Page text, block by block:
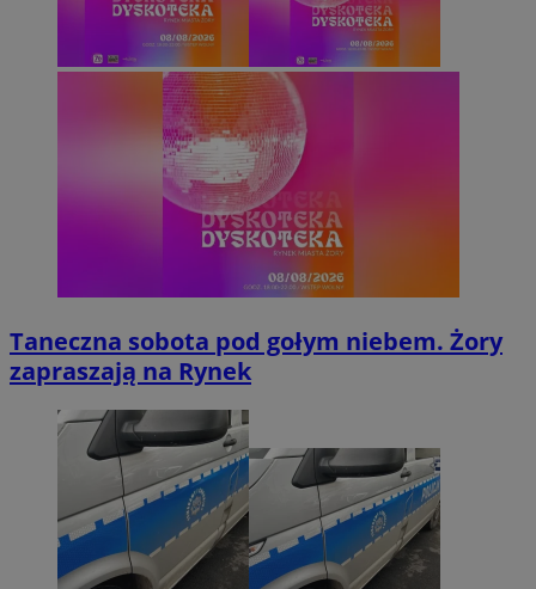
Taneczna sobota pod gołym niebem. Żory
zapraszają na Rynek